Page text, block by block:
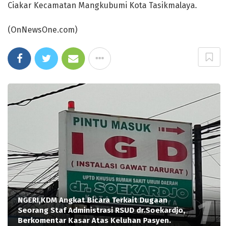
Ciakar Kecamatan Mangkubumi Kota Tasikmalaya.
(OnNewsOne.com)
NGERI,KDM Angkat Bicara Terkait Dugaan
Seorang Staf Administrasi RSUD dr.Soekardjo,
Berkomentar Kasar Atas Keluhan Pasyen.